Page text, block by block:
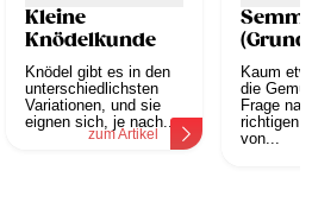
Kleine
Knödelkunde
Knödel gibt es in den
unterschiedlichsten
Variationen, und sie
eignen sich, je nach...
zum Artikel
Kaum
die
Frage
richtigen
von...